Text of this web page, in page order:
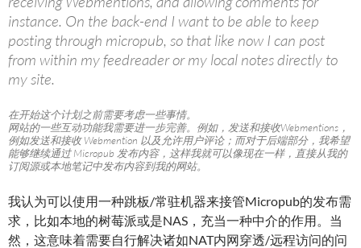
instance. On the back-end I want to be able to keep
posting through micropub, so that like now I can post
from within my feedreader or my local notes directly to
my site.
在开始这个计划之前需要考虑一些事情。
网站的一些互动功能我需要进一步完善。例如，发送和接收Webmentions，
例如发送和接收 Webmention 以及允许用户评论；而对于后端部分，我希望
能够继续通过 Micropub 发布内容，这样我就可以像现在一样，直接从我的
订阅源或本地笔记中发布内容到我的网站。
我认为可以使用一种跳板/常驻机器来接管Micropub的发布需
求，比如本地的树莓派或是NAS，充当一种中介的作用。当
然，这意味着需要自行解决诸如NAT内网穿透/远程访问的问